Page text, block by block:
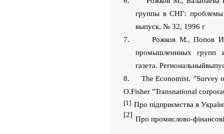
группы в СНГ: проблемы
выпуск. № 32, 1996 г
7. Рожков М., Попов И.,
промышленнных групп
газета. Региональный
8. The Economist. "Survey
O.Fisher "Transnational
[1] Про підприємства в
[2]
Про промислово-